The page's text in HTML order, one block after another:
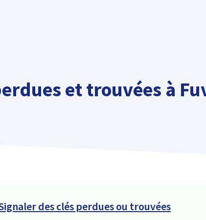
et trouvées à
des clés perdues ou trouvées